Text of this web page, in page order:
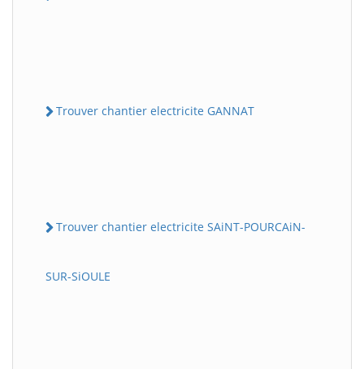
Trouver chantier electricite GANNAT
Trouver chantier electricite SAiNT-POURCAiN-
SUR-SiOULE